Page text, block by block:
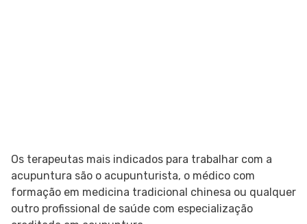
Os terapeutas mais indicados para trabalhar com a
acupuntura são o acupunturista, o médico com
formação em medicina tradicional chinesa ou qualquer
outro profissional de saúde com especialização